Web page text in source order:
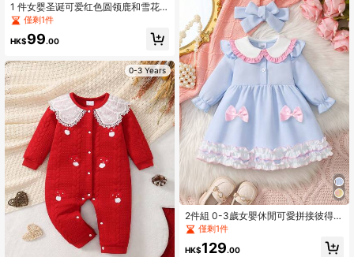
1 件女婴圣诞可爱红色圆领鹿和雪花
数码印花全拉链长袖毛绒下摆连衣
裙，秋冬
僅剩1件
HK$99.00
0-3 Years
2件組 0-3歲女嬰休閒可愛拼接彼得潘
領半開襟華夫格格紋蝴蝶結裝飾雙層
荷葉邊長袖洋裝與髮帶套裝，春/秋季
僅剩1件
HK$129.00